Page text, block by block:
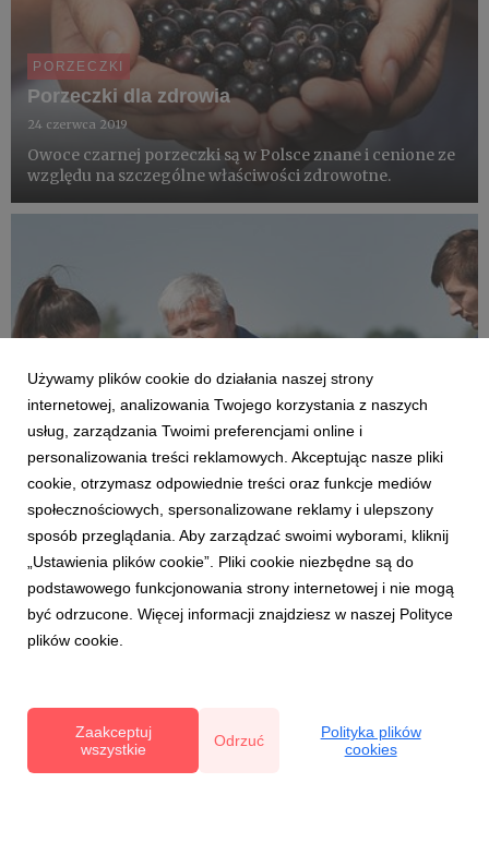
PORZECZKI
Porzeczki dla zdrowia
24 czerwca 2019
Owoce czarnej porzeczki są w Polsce znane i cenione ze
względu na szczególne właściwości zdrowotne.
PORZECZKI
Produkcja porzeczek, eksport, import za 2018
rok.
24 czerwca 2019
Informacja na temat produkcji i polskiego handlu
zagranicznego porzeczkami czarnymi
Używamy plików cookie do działania naszej strony
internetowej, analizowania Twojego korzystania z naszych
usług, zarządzania Twoimi preferencjami online i
personalizowania treści reklamowych. Akceptując nasze pliki
cookie, otrzymasz odpowiednie treści oraz funkcje mediów
społecznościowych, spersonalizowane reklamy i ulepszony
sposób przeglądania. Aby zarządzać swoimi wyborami, kliknij
„Ustawienia plików cookie”. Pliki cookie niezbędne są do
podstawowego funkcjonowania strony internetowej i nie mogą
być odrzucone. Więcej informacji znajdziesz w naszej Polityce
plików cookie.
Zaakceptuj
wszystkie
Odrzuć
Polityka plików
cookies